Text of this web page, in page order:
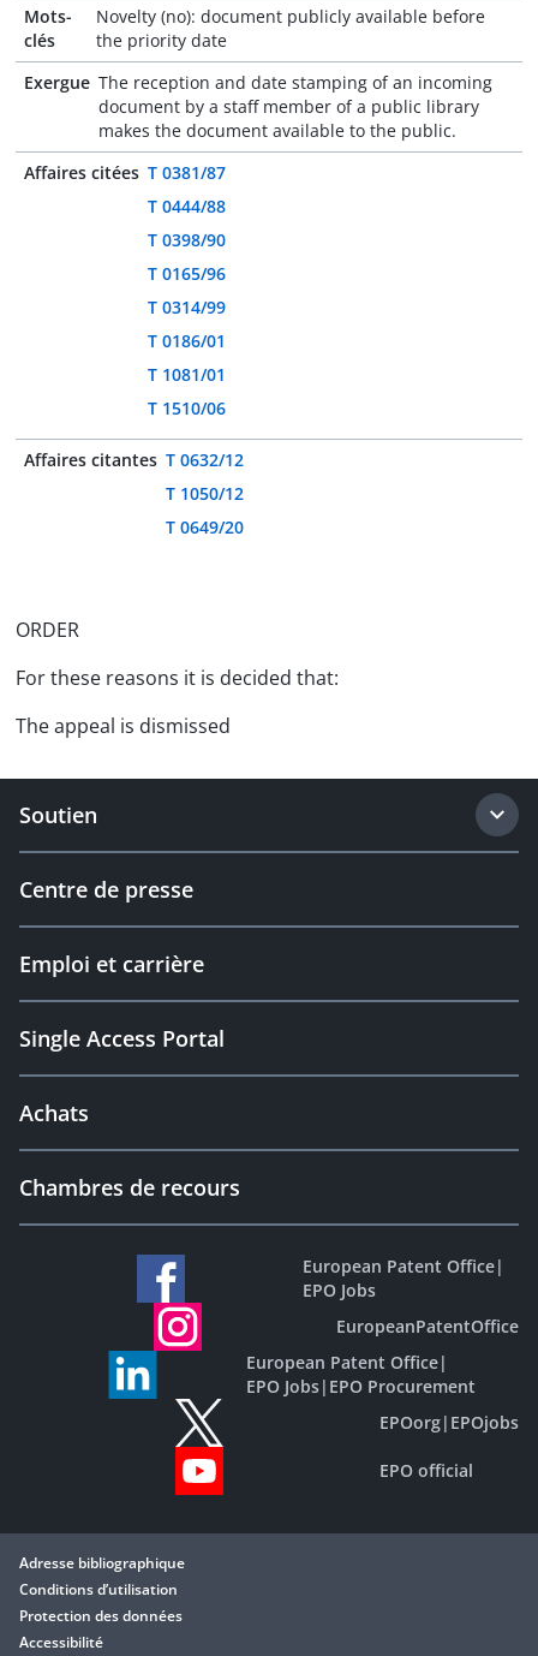
Mots-
clés
Novelty (no): document publicly available before
the priority date
Exergue The reception and date stamping of an incoming
document by a staff member of a public library
makes the document available to the public.
Affaires citées T 0381/87
T 0444/88
T 0398/90
T 0165/96
T 0314/99
T 0186/01
T 1081/01
T 1510/06
Affaires citantes T 0632/12
T 1050/12
T 0649/20
ORDER
For these reasons it is decided that:
The appeal is dismissed
Soutien
Centre de presse
Emploi et carrière
Single Access Portal
Achats
Chambres de recours
European Patent Office|
EPO Jobs
EuropeanPatentOffice
European Patent Office|
EPO Jobs| EPO Procurement
EPOorg| EPOjobs
EPO official
Adresse bibliographique
Conditions d’utilisation
Protection des données
Accessibilité